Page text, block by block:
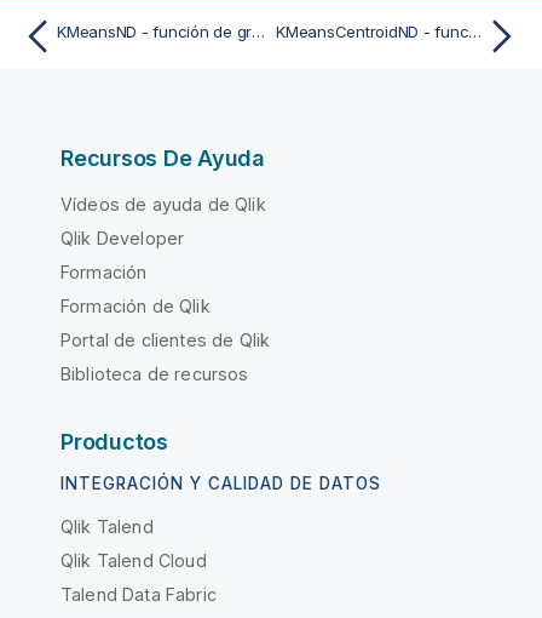
KMeansND - función de gráfico KMeansCentroidND - función de gráfico
Recursos De Ayuda
Vídeos de ayuda de Qlik
Qlik Developer
Formación
Formación de Qlik
Portal de clientes de Qlik
Biblioteca de recursos
Productos
INTEGRACIÓN Y CALIDAD DE DATOS
Qlik Talend
Qlik Talend Cloud
Talend Data Fabric